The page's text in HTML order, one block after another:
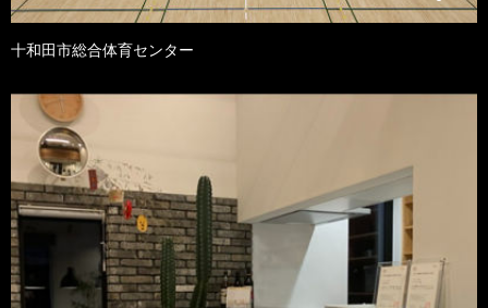
十和田市総合体育センター